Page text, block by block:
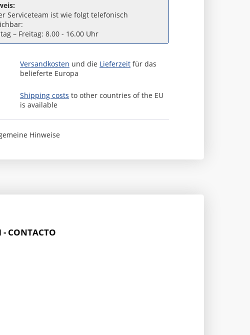
Serviceteam ist wie folgt telefonisch
– Freitag: 8.00 - 16.00 Uhr
Versandkosten und die Lieferzeit für das
belieferte Europa
Shipping costs to other countries of the EU
is available
Hinweise
CONTACTO